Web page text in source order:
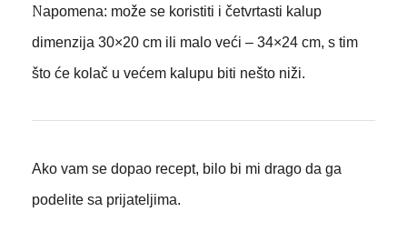
Napomena: može se koristiti i četvrtasti kalup
dimenzija 30×20 cm ili malo veći – 34×24 cm, s tim
što će kolač u većem kalupu biti nešto niži.
Ako vam se dopao recept, bilo bi mi drago da ga
podelite sa prijateljima.